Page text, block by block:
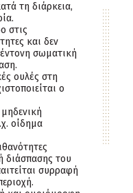
τη διάρκεια,
στις
και δεν
σωματική
ουλές στη
ο
οίδημα
διάσπασης του
συρραφή